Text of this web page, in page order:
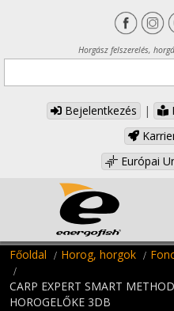
Horgász felszerelés,
Bejelentkezés |
Európai
Főoldal Horog, horgok
CARP EXPERT SMART
HOROGELŐKE 3DB